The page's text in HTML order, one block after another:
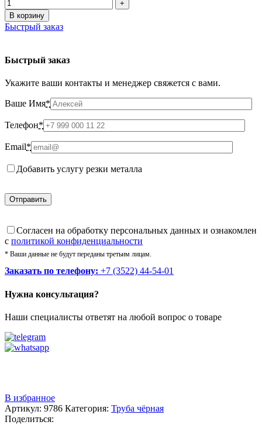
В корзину
Быстрый заказ
Быстрый заказ
Укажите ваши контакты и менеджер свяжется с вами.
Ваше Имя*
Телефон*
Email*
Добавить услугу резки металла
Cогласен на обработку персональных данных и ознакомлен
с политикой конфиденциальности
* Ваши данные не будут переданы третьим лицам.
Заказать по телефону: +7 (3522) 44-54-01
Нужна консультация?
Наши специалисты ответят на любой вопрос о товаре
В избранное
Артикул: 9786 Категория: Труба чёрная
Поделиться: